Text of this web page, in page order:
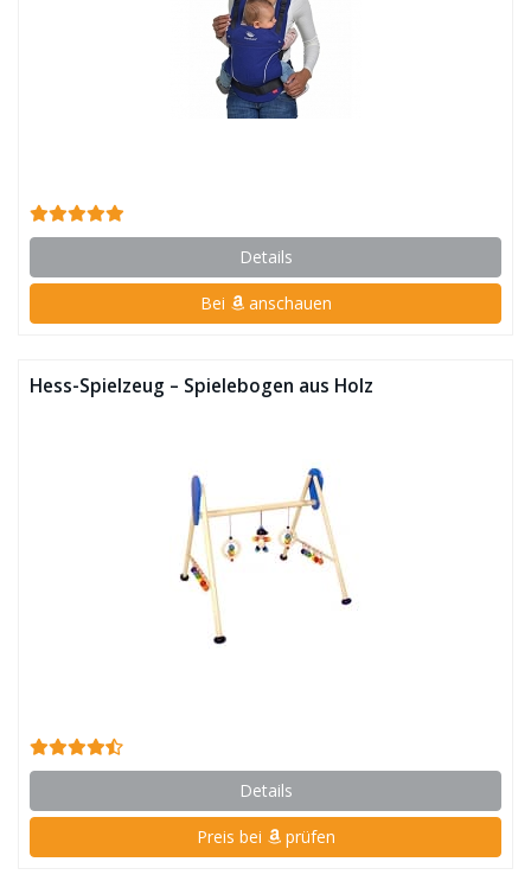
Details
Bei anschauen
Hess-Spielzeug – Spielebogen aus Holz
Details
Preis bei prüfen